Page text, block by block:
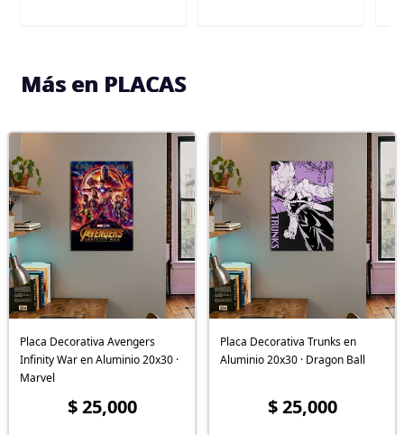
Más en PLACAS
Placa Decorativa Avengers
Infinity War en Aluminio 20x30 ·
Marvel
$ 25,000
Placa Decorativa Trunks en
Aluminio 20x30 · Dragon Ball
$ 25,000